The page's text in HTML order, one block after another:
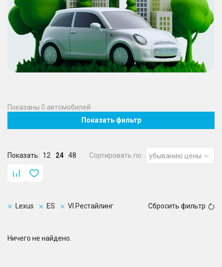
Показаны 0 автомобилей
Показать фильтр
Показать: 12 24 48 Сортировать по: убыванию цены
Lexus ES VI Рестайлинг Сбросить фильтр
Ничего не найдено.